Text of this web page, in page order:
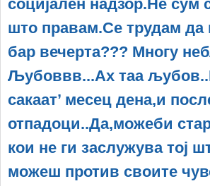
социјален надзор.Не сум
што правам.Се трудам
бар вечерта??? Многу
Љубоввв...Ах таа
сакаат’ месец дена,и
отпадоци..Да,можеби
кои не ги заслужува тој
можеш против своите